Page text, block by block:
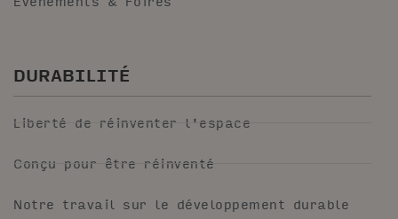
DURABILITÉ
Liberté de réinventer l'espace
Conçu pour être réinventé
Notre travail sur le développement durable